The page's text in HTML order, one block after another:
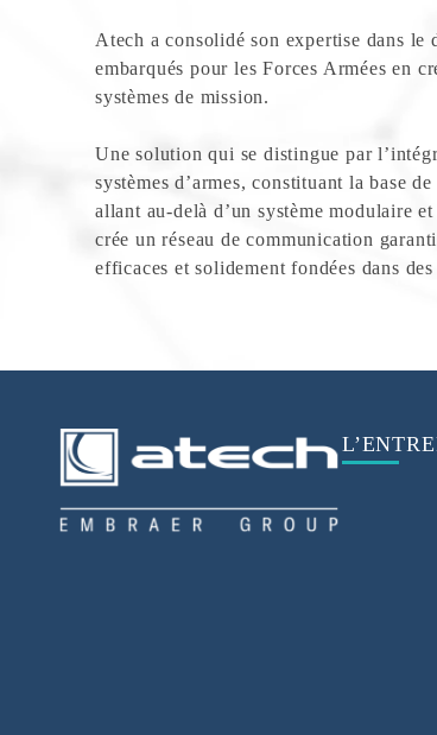
Atech a consolidé son expertise dans le
embarqués pour les Forces Armées en
systèmes de mission.
Une solution qui se distingue par
systèmes d’armes, constituant la base
allant au-delà d’un système modulaire
crée un réseau de communication
efficaces et solidement fondées dans